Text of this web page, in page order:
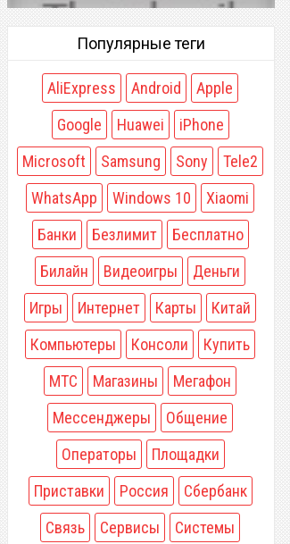
Популярные теги
AliExpress Android
Apple
Google
Huawei
iPhone
Microsoft
Samsung Sony
Tele2
WhatsApp
Windows 10
Xiaomi
Банки
Безлимит
Бесплатно
Билайн
Видеоигры
Деньги
Игры
Интернет Карты
Китай
Компьютеры
Консоли
Купить
МТС
Магазины
Мегафон
Мессенджеры
Общение
Операторы
Площадки
Приставки
Россия
Сбербанк
Связь
Сервисы
Системы